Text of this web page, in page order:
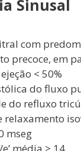
Sinusal
com
precoce, em
< 50%
do fluxo
do refluxo
relaxamento
mseg
média ≥ 14